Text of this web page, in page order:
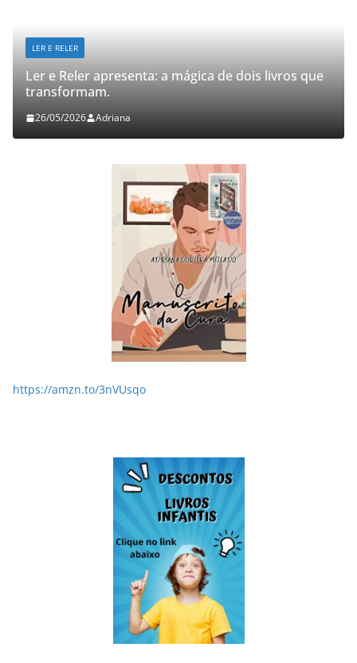
LER E RELER
Ler e Reler apresenta: a mágica de dois livros que
transformam.
26/05/2026 Adriana
https://amzn.to/3nVUsqo